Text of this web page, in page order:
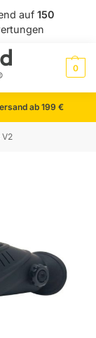
auf150
0
ab 199 €
V2